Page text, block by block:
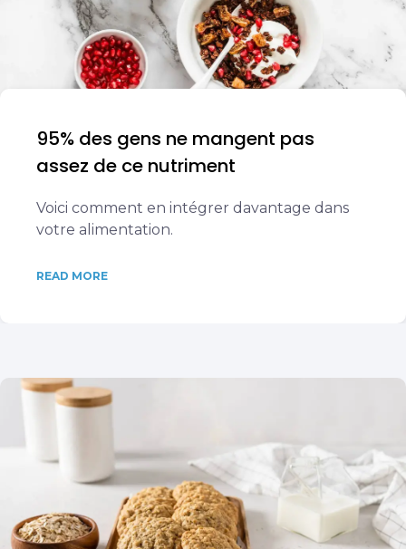
95% des gens ne mangent pas
assez de ce nutriment
Voici comment en intégrer davantage dans
votre alimentation.
READ MORE